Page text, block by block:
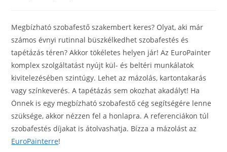
Megbízható szobafestő szakembert keres? Olyat, aki már
számos évnyi rutinnal büszkélkedhet szobafestés és
tapétázás téren? Akkor tökéletes helyen jár! Az EuroPainter
komplex szolgáltatást nyújt kül- és beltéri munkálatok
kivitelezésében szintúgy. Lehet az mázolás, kartontakarás
vagy színkeverés. A tapétázás sem okozhat akadályt! Ha
Önnek is egy megbízható szobafestő cég segítségére lenne
szüksége, akkor nézzen fel a honlapra. A referenciákon túl
szobafestés díjakat is átolvashatja. Bízza a mázolást az
EuroPainterre!